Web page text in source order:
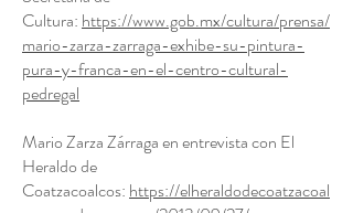
Cultura: https://www.gob.mx/cultura/prensa/
mario-zarza-zarraga-exhibe-su-pintura-
pura-y-franca-en-el-centro-cultural-
pedregal
Mario Zarza Zárraga en entrevista con El
Heraldo de
Coatzacoalcos: https://elheraldodecoatzacoal